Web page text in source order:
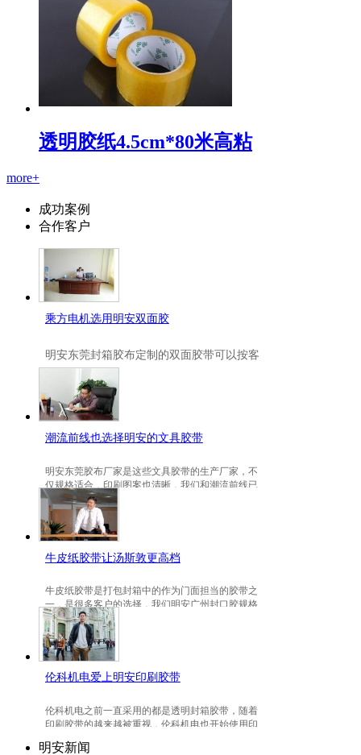
透明胶纸4.5cm*80米高粘
more+
成功案例
合作客户
乘方电机选用明安双面胶
明安东莞封箱胶布定制 的双面胶带可以按客
是可以定做的，不仅如此，规格也是可以定
做的。
潮流前线也选择明安的文具胶带
明安东莞胶布厂家是这些文具胶带的生产厂家，不
仅规格适合，印刷图案也清晰，我们和潮流前线已
有3年的稳定合作关系。
牛皮纸胶带让汤斯敦更高档
牛皮纸胶带是打包封箱中的作为门面担当的胶带之
一，是很多客户的选择，我们明安广州封口胶规格
包装的牛皮纸胶带就是汤斯敦的选择。
伦科机电爱上明安印刷胶带
伦科机电之前一直采用的都是透明封箱胶带，随着
印刷胶带的越来越被重视，伦科机电也开始使用印
明安新闻